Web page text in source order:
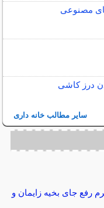
مصنوعی
درز کاشی
سایر مطالب خانه داری
رفع جای بخیه زایمان و